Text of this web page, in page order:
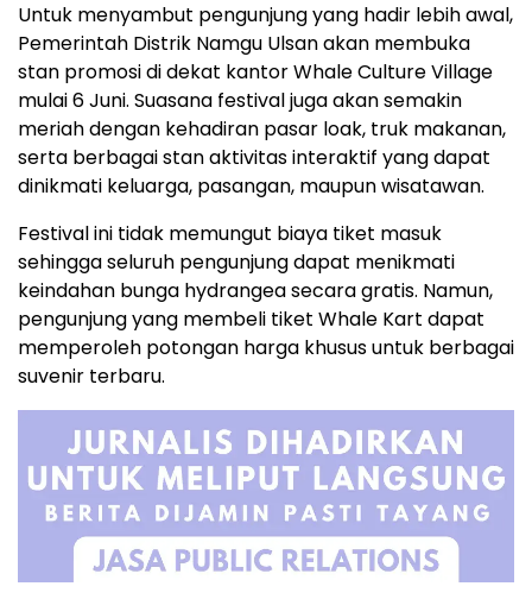
Untuk menyambut pengunjung yang hadir lebih awal,
Pemerintah Distrik Namgu Ulsan akan membuka
stan promosi di dekat kantor Whale Culture Village
mulai 6 Juni. Suasana festival juga akan semakin
meriah dengan kehadiran pasar loak, truk makanan,
serta berbagai stan aktivitas interaktif yang dapat
dinikmati keluarga, pasangan, maupun wisatawan.
Festival ini tidak memungut biaya tiket masuk
sehingga seluruh pengunjung dapat menikmati
keindahan bunga hydrangea secara gratis. Namun,
pengunjung yang membeli tiket Whale Kart dapat
memperoleh potongan harga khusus untuk berbagai
suvenir terbaru.